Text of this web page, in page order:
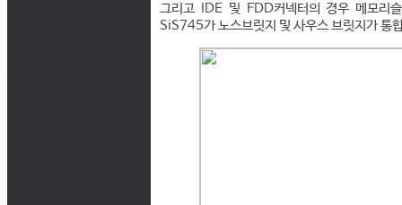
그리고 IDE 및 FDD커넥터의 경우 메모리
SiS745가 노스브릿지 및 사우스 브릿지가 통